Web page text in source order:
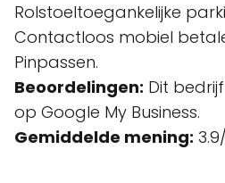
Rolstoeltoegankelijke
Contactloos mobiel
Pinpassen.
Beoordelingen: Dit
op Google My Business.
Gemiddelde mening: